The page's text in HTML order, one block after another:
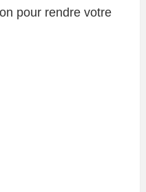
pour rendre votre